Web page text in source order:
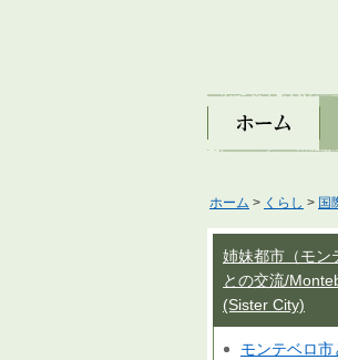
ホーム く
ホーム > くらし > 国
姉妹都市（モン
との交流/
(Sister City)
モンテベロ市